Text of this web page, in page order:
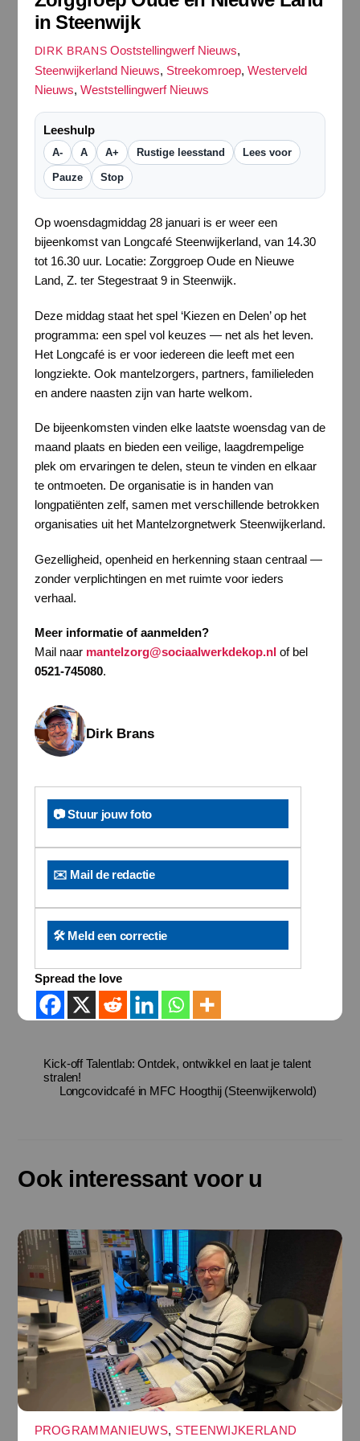
in Steenwijk
DIRK BRANS Ooststellingwerf Nieuws,
Steenwijkerland Nieuws, Streekomroep, Westerveld
Nieuws, Weststellingwerf Nieuws
Leeshulp
A- A A+ Rustige leesstand Lees voor
Pauze Stop
Op woensdagmiddag 28 januari is er weer een
bijeenkomst van Longcafé Steenwijkerland, van 14.30
tot 16.30 uur. Locatie: Zorggroep Oude en Nieuwe
Land, Z. ter Stegestraat 9 in Steenwijk.
Deze middag staat het spel ‘Kiezen en Delen’ op het
programma: een spel vol keuzes — net als het leven.
Het Longcafé is er voor iedereen die leeft met een
longziekte. Ook mantelzorgers, partners, familieleden
en andere naasten zijn van harte welkom.
De bijeenkomsten vinden elke laatste woensdag van de
maand plaats en bieden een veilige, laagdrempelige
plek om ervaringen te delen, steun te vinden en elkaar
te ontmoeten. De organisatie is in handen van
longpatiënten zelf, samen met verschillende betrokken
organisaties uit het Mantelzorgnetwerk Steenwijkerland.
Gezelligheid, openheid en herkenning staan centraal —
zonder verplichtingen en met ruimte voor ieders
verhaal.
Meer informatie of aanmelden?
Mail naar mantelzorg@sociaalwerkdekop.nl of bel
0521-745080.
Dirk Brans
📷 Stuur jouw foto
✉️ Mail de redactie
🛠️ Meld een correctie
Spread the love
Kick-off Talentlab: Ontdek, ontwikkel en laat je talent
stralen!
Longcovidcafé in MFC Hoogthij (Steenwijkerwold)
Ook interessant voor u
PROGRAMMANIEUWS, STEENWIJKERLAND